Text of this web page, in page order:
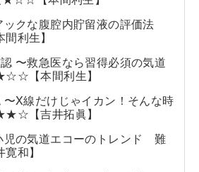
クな腹腔内貯留液の評価法
利生】
〜救急医なら習得必須の気道
【本間利生】
X線だけじゃイカン！そんな時
【吉井拓眞】
の気道エコーのトレンド 難
和】